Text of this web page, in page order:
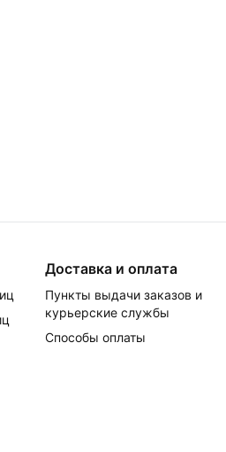
Доставка и оплата
Пункты выдачи заказов и
курьерские службы
Способы оплаты